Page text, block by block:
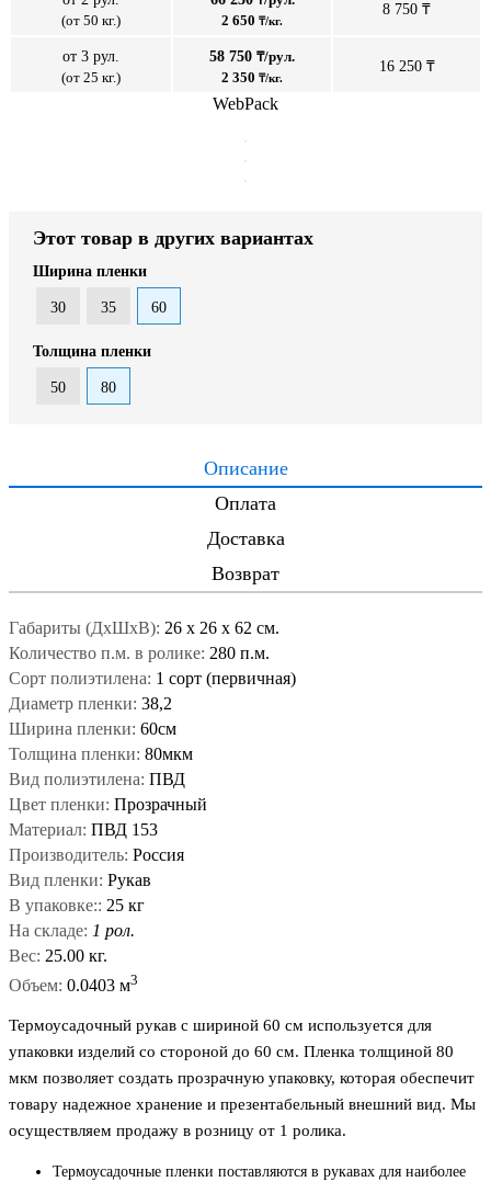
(от 50 кг.)
2 650 ₸/кг.
8 750 ₸
от 3 рул.
(от 25 кг.)
58 750 ₸/рул.
2 350 ₸/кг.
16 250 ₸
WebPack
Этот товар в других вариантах
Ширина пленки
30 35 60
Толщина пленки
50 80
Описание
Оплата
Доставка
Возврат
Габариты (ДxШxВ): 26 x 26 x 62 см.
Количество п.м. в ролике: 280 п.м.
Сорт полиэтилена: 1 сорт (первичная)
Диаметр пленки: 38,2
Ширина пленки: 60см
Толщина пленки: 80мкм
Вид полиэтилена: ПВД
Цвет пленки: Прозрачный
Материал: ПВД 153
Производитель: Россия
Вид пленки: Рукав
В упаковке:: 25 кг
На складе: 1 рол.
Вес: 25.00 кг.
Объем: 0.0403 м3
Термоусадочный рукав с шириной 60 см используется для
упаковки изделий со стороной до 60 см. Пленка толщиной 80
мкм позволяет создать прозрачную упаковку, которая обеспечит
товару надежное хранение и презентабельный внешний вид. Мы
осуществляем продажу в розницу от 1 ролика.
Термоусадочные пленки поставляются в рукавах для наиболее